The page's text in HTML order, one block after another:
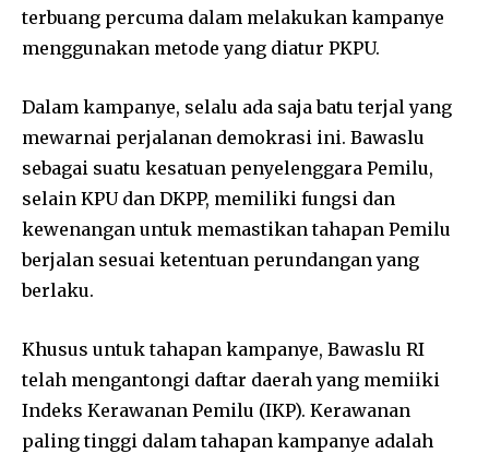
terbuang percuma dalam melakukan kampanye
menggunakan metode yang diatur PKPU.
Dalam kampanye, selalu ada saja batu terjal yang
mewarnai perjalanan demokrasi ini. Bawaslu
sebagai suatu kesatuan penyelenggara Pemilu,
selain KPU dan DKPP, memiliki fungsi dan
kewenangan untuk memastikan tahapan Pemilu
berjalan sesuai ketentuan perundangan yang
berlaku.
Khusus untuk tahapan kampanye, Bawaslu RI
telah mengantongi daftar daerah yang memiiki
Indeks Kerawanan Pemilu (IKP). Kerawanan
paling tinggi dalam tahapan kampanye adalah